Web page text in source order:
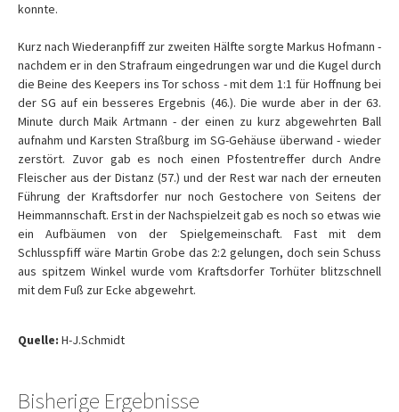
konnte.
Kurz nach Wiederanpfiff zur zweiten Hälfte sorgte Markus Hofmann -
nachdem er in den Strafraum eingedrungen war und die Kugel durch
die Beine des Keepers ins Tor schoss - mit dem 1:1 für Hoffnung bei
der SG auf ein besseres Ergebnis (46.). Die wurde aber in der 63.
Minute durch Maik Artmann - der einen zu kurz abgewehrten Ball
aufnahm und Karsten Straßburg im SG-Gehäuse überwand - wieder
zerstört. Zuvor gab es noch einen Pfostentreffer durch Andre
Fleischer aus der Distanz (57.) und der Rest war nach der erneuten
Führung der Kraftsdorfer nur noch Gestochere von Seitens der
Heimmannschaft. Erst in der Nachspielzeit gab es noch so etwas wie
ein Aufbäumen von der Spielgemeinschaft. Fast mit dem
Schlusspfiff wäre Martin Grobe das 2:2 gelungen, doch sein Schuss
aus spitzem Winkel wurde vom Kraftsdorfer Torhüter blitzschnell
mit dem Fuß zur Ecke abgewehrt.
Quelle: H-J.Schmidt
Bisherige Ergebnisse